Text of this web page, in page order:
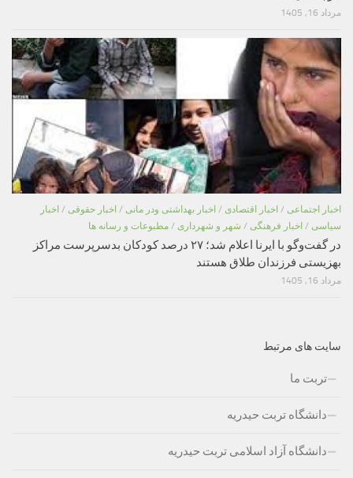
مرداد 16, 1405
اخبار اجتماعی / اخبار اقتصادی / اخبار بهداشتی ودر مانی / اخبار حقوقی / اخبار
سیاسی / اخبار فرهنگی / شهر و شهرداری / مطبوعات و رسانه ها
در گفت‌وگو با ایرنا اعلام شد؛ ۲۷ درصد کودکان بدسرپرست مراکز
بهزیستی فرزندان طلاق هستند
مرداد 16, 1405
سایت های مرتبط
تربت ما
دانشگاه تربت حیدریه
دانشگاه آزاد اسلامی تربت حیدریه